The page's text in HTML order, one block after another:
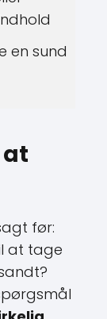
en sund
før:
at tage